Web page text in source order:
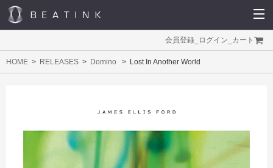
会員登録 ログイン カート
HOME RELEASES Domino Lost In Another World